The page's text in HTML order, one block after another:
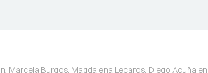
Marcela Burgos, Magdalena Lecaros, Diego Acuña